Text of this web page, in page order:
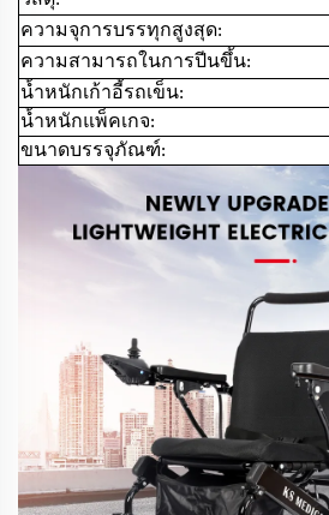
ความจุการบรรทุกสูงสุด:
ความสามารถในการปีนขึ้น:
น้ำหนักเก้าอี้รถเข็น:
น้ำหนักแพ็คเกจ:
ขนาดบรรจุภัณฑ์: